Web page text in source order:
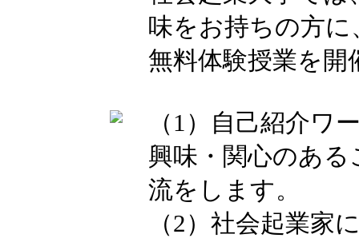
味をお持ちの方に
無料体験授業を
（1）自己紹介ワ
興味・関心のあ
流をします。
（2）社会起業家